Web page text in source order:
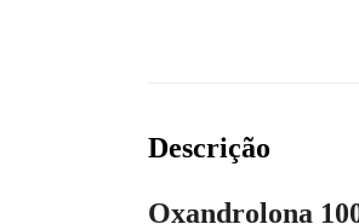
Descrição
Oxandrolona